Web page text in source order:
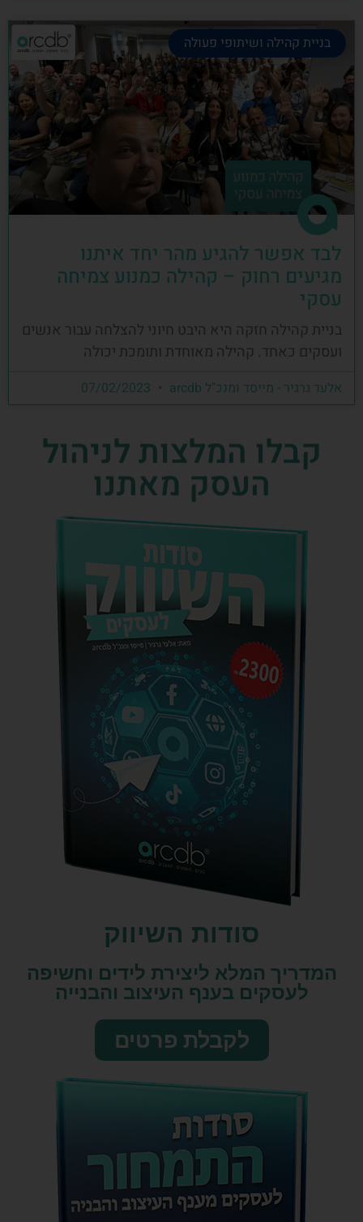
בניית קהילה ושיתופי פעולה
לבד אפשר להגיע מהר יחד איתנו
מגיעים רחוק – קהילה כמנוע צמיחה
עסקי
בניית קהילה חזקה היא היבט חיוני להצלחה עבור אנשים
ועסקים כאחד. קהילה מאוחדת ותומכת יכולה
אלעד גרגיר - מייסד ומנכ"ל arcdb
קבלו המלצות לניהול
העסק מאתנו
סודות השיווק​
המדריך המלא ליצירת לידים וחשיפה
לעסקים בענף העיצוב והבנייה
לקבלת פרטים